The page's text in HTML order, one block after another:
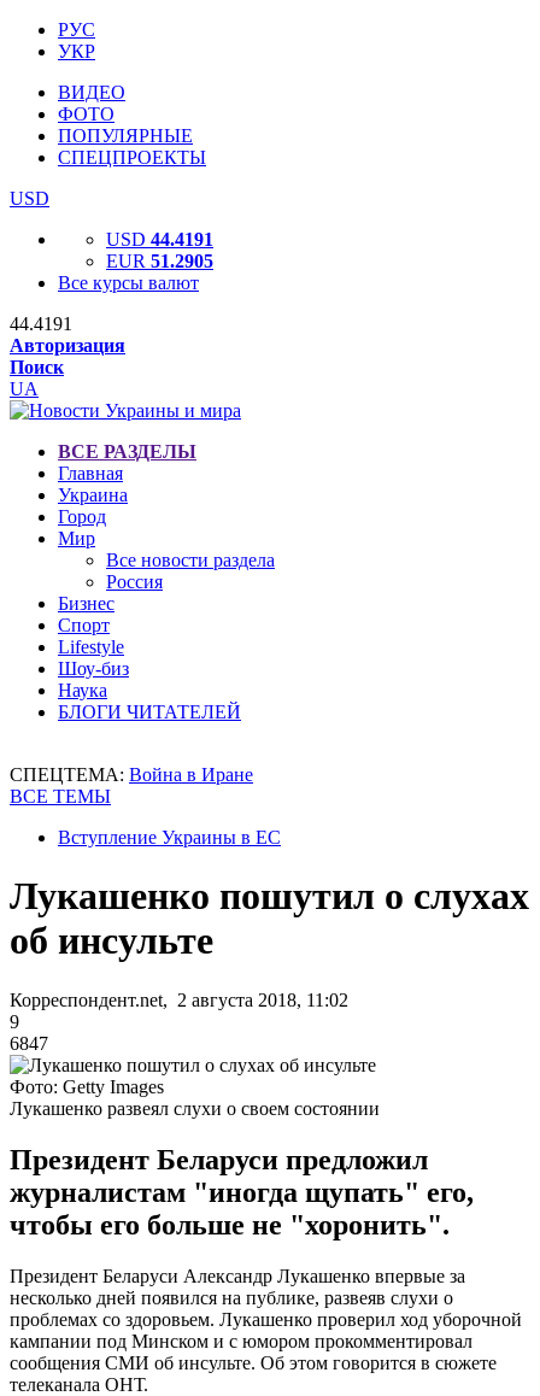
РУС
УКР
ВИДЕО
ФОТО
ПОПУЛЯРНЫЕ
СПЕЦПРОЕКТЫ
USD
USD 44.4191
EUR 51.2905
Все курсы валют
44.4191
Авторизация
Поиск
UA
ВСЕ РАЗДЕЛЫ
Главная
Украина
Город
Мир
Все новости раздела
Россия
Бизнес
Спорт
Lifestyle
Шоу-биз
Наука
БЛОГИ ЧИТАТЕЛЕЙ
СПЕЦТЕМА: Война в Иране
ВСЕ ТЕМЫ
Вступление Украины в ЕС
Лукашенко пошутил о слухах
об инсульте
Корреспондент.net, 2 августа 2018, 11:02
9
6847
Фото: Getty Images
Лукашенко развеял слухи о своем состоянии
Президент Беларуси предложил
журналистам "иногда щупать" его,
чтобы его больше не "хоронить".
Президент Беларуси Александр Лукашенко впервые за
несколько дней появился на публике, развеяв слухи о
проблемах со здоровьем. Лукашенко проверил ход уборочной
кампании под Минском и с юмором прокомментировал
сообщения СМИ об инсульте. Об этом говорится в сюжете
телеканала ОНТ.